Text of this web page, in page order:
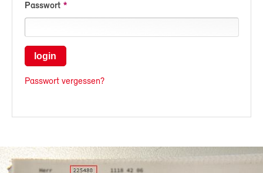
Passwort
login
Passwort vergessen?